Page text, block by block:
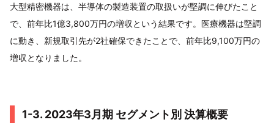
大型精密機器は、半導体の製造装置の取扱いが堅調に伸びたこと
で、前年比1億3,800万円の増収という結果です。医療機器は堅調
に動き、新規取引先が2社確保できたことで、前年比9,100万円の
増収となりました。
1-3. 2023年3月期 セグメント別 決算概要